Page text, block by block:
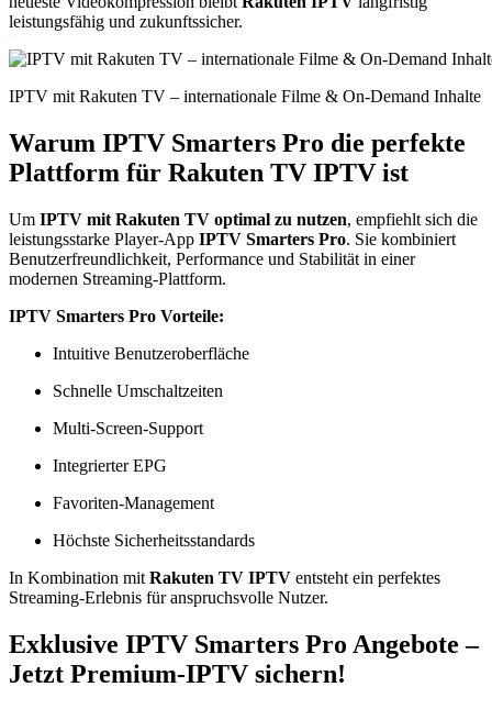
leistungsfähig und zukunftssicher.
IPTV mit Rakuten TV – internationale Filme & On-Demand Inhalte
Warum IPTV Smarters Pro die perfekte
Plattform für Rakuten TV IPTV ist
Um IPTV mit Rakuten TV optimal zu nutzen, empfiehlt sich die
leistungsstarke Player-App IPTV Smarters Pro. Sie kombiniert
Benutzerfreundlichkeit, Performance und Stabilität in einer
modernen Streaming-Plattform.
IPTV Smarters Pro Vorteile:
Intuitive Benutzeroberfläche
Schnelle Umschaltzeiten
Multi-Screen-Support
Integrierter EPG
Favoriten-Management
Höchste Sicherheitsstandards
In Kombination mit Rakuten TV IPTV entsteht ein perfektes
Streaming-Erlebnis für anspruchsvolle Nutzer.
Exklusive IPTV Smarters Pro Angebote –
Jetzt Premium-IPTV sichern!